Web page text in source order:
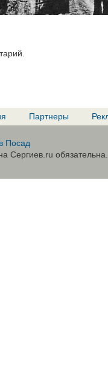
Партнеры
Посад
Сергиев.ru обязательна.